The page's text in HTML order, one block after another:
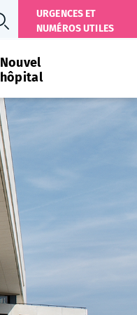
URGENCES ET
NUMÉROS UTILES
Nouvel
hôpital